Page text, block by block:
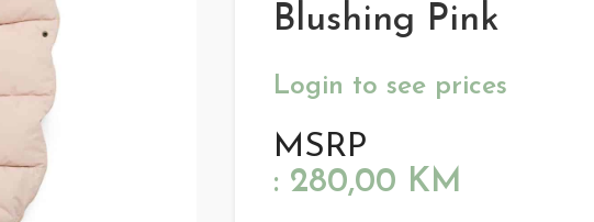
Blushing Pink
Login to see prices
MSRP
: 280,00 KM